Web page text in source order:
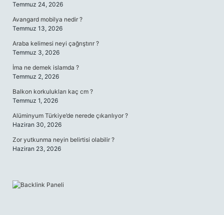
Temmuz 24, 2026
Avangard mobilya nedir ?
Temmuz 13, 2026
Araba kelimesi neyi çağrıştırır ?
Temmuz 3, 2026
İma ne demek islamda ?
Temmuz 2, 2026
Balkon korkulukları kaç cm ?
Temmuz 1, 2026
Alüminyum Türkiye’de nerede çıkarılıyor ?
Haziran 30, 2026
Zor yutkunma neyin belirtisi olabilir ?
Haziran 23, 2026